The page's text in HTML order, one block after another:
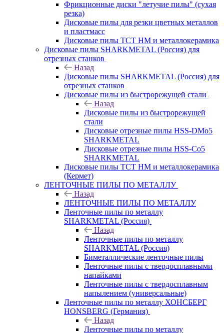
Фрикционные диски "летучие пилы" (сухая
резка)
Дисковые пилы для резки цветных металлов
и пластмасс
Дисковые пилы ТСТ НМ и металлокерамика
Дисковые пилы SHARKMETAL (Россия) для
отрезных станков
Назад
Дисковые пилы SHARKMETAL (Россия) для
отрезных станков
Дисковые пилы из быстрорежущей стали
Назад
Дисковые пилы из быстрорежущей
стали
Дисковые отрезные пилы HSS-DMo5
SHARKMETAL
Дисковые отрезные пилы HSS-Co5
SHARKMETAL
Дисковые пилы ТСТ НМ и металлокерамика
(Кермет)
ЛЕНТОЧНЫЕ ПИЛЫ ПО МЕТАЛЛУ
Назад
ЛЕНТОЧНЫЕ ПИЛЫ ПО МЕТАЛЛУ
Ленточные пилы по металлу
SHARKMETAL (Россия)
Назад
Ленточные пилы по металлу
SHARKMETAL (Россия)
Биметаллические ленточные пилы
Ленточные пилы с твердосплавными
напайками
Ленточные пилы с твердосплавным
напылением (универсальные)
Ленточные пилы по металлу ХОНСБЕРГ
HONSBERG (Германия)
Назад
Ленточные пилы по металлу